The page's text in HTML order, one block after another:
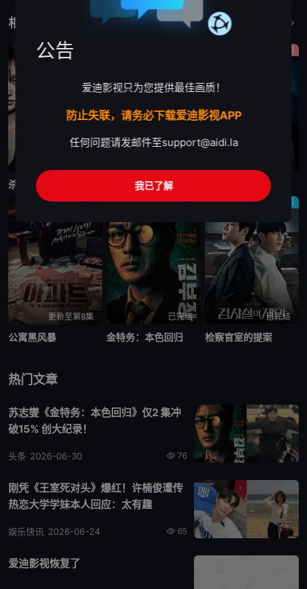
相关作品
杀人者的购物中心2 秘密关系
剧情
剧情
更新至第8集
公寓黑风暴
剧情
已完结
金特务：本色回归
剧情
已完结
检察官室的提案
热门文章
苏志燮《金特务：本色回归》仅2 集冲
破15% 创大纪录！
76
头条 2026-06-30
刚凭《王室死对头》爆红！许楠俊遭传
热恋大学学妹本人回应：太有趣
65
娱乐快讯 2026-06-24
爱迪影视恢复了
公告
爱迪影视只为您提供最佳画质！
防止失联，请务必下载爱迪影视APP
任何问题请发邮件至support@aidi.la
我已了解